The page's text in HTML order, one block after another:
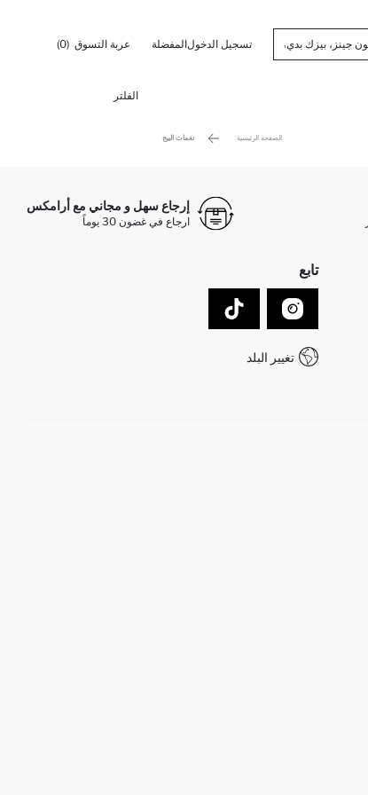
تسجيل الدخولالمفضلة عربة التسوق (0)
الفلتر
الصفحة الرئيسية نغمات البيج
إرجاع سهل و مجاني مع أرامكس
ارجاع في غضون 30 يوماً
تابع
تغيير البلد